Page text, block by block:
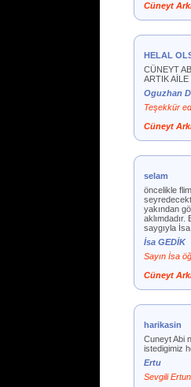
Cüneyt
HELAL
CÜNEYT
ARTIK
Oguzhan
Teşekkür
Cüneyt
selam
öncelikle
yakından
saygıyla
İsa GEDİK
Sayın İsa
Cüneyt
harikasin
Cuneyt Abi
istedigimiz
Ertu
Sevgili